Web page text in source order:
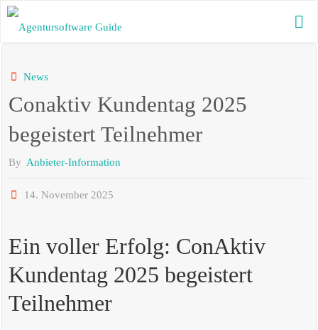
Skip
content
AGENTURSOFTWARE
2025 mit
aktuellen News
und vielen
Informationen
News
Conaktiv Kundentag 2025
begeistert Teilnehmer
By Anbieter-Information
14. November 2025
Ein voller Erfolg: ConAktiv
Kundentag 2025 begeistert
Teilnehmer